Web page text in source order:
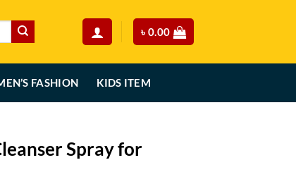
৳ 0.00
FASHION KIDS ITEM
Spray for